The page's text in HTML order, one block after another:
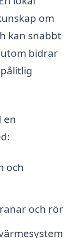
om
kan snabbt
bidrar
en
och
och rör